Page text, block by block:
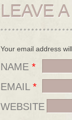
LEAVE
Your email address
NAME *
EMAIL *
WEBSITE